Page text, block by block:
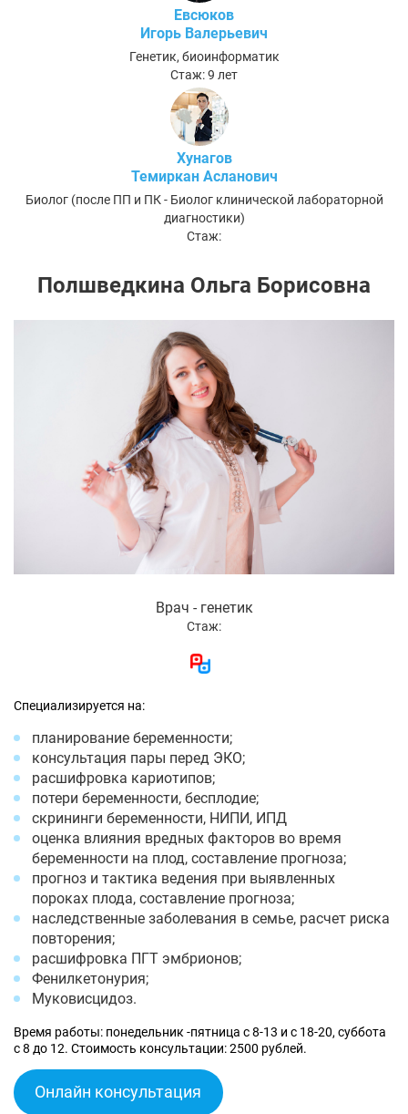
Евсюков
Игорь Валерьевич
Генетик, биоинформатик
Стаж: 9 лет
Хунагов
Темиркан Асланович
Биолог (после ПП и ПК - Биолог клинической лабораторной
диагностики)
Стаж:
Полшведкина Ольга Борисовна
Врач - генетик
Стаж:
Специализируется на:
планирование беременности;
консультация пары перед ЭКО;
расшифровка кариотипов;
потери беременности, бесплодие;
скрининги беременности, НИПИ, ИПД
оценка влияния вредных факторов во время
беременности на плод, составление прогноза;
прогноз и тактика ведения при выявленных
пороках плода, составление прогноза;
наследственные заболевания в семье, расчет риска
повторения;
расшифровка ПГТ эмбрионов;
Фенилкетонурия;
Муковисцидоз.
Время работы: понедельник -пятница с 8-13 и с 18-20, суббота
с 8 до 12. Стоимость консультации: 2500 рублей.
Онлайн консультация